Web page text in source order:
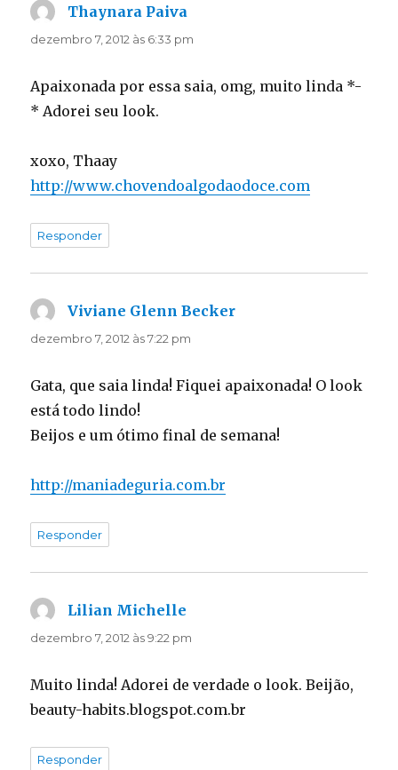
Thaynara Paiva
dezembro 7, 2012 às 6:33 pm
Apaixonada por essa saia, omg, muito linda *-
* Adorei seu look.
xoxo, Thaay
http://www.chovendoalgodaodoce.com
Responder
Viviane Glenn Becker
dezembro 7, 2012 às 7:22 pm
Gata, que saia linda! Fiquei apaixonada! O look
está todo lindo!
Beijos e um ótimo final de semana!
http://maniadeguria.com.br
Responder
Lilian Michelle
dezembro 7, 2012 às 9:22 pm
Muito linda! Adorei de verdade o look. Beijão,
beauty-habits.blogspot.com.br
Responder